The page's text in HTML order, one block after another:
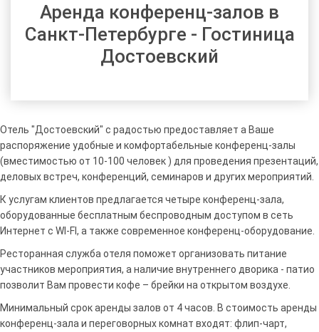
Аренда конференц-залов в
Санкт-Петербурге - Гостиница
Достоевский
Отель "Достоевский" с радостью предоставляет а Ваше
распоряжение удобные и комфортабельные конференц-залы
(вместимостью от 10-100 человек ) для проведения презентаций,
деловых встреч, конференций, семинаров и других мероприятий.
К услугам клиентов предлагается четыре конференц-зала,
оборудованные бесплатным беспроводным доступом в сеть
Интернет с WI-FI, а также современное конференц-оборудование.
Ресторанная служба отеля поможет организовать питание
участников мероприятия, а наличие внутреннего дворика - патио
позволит Вам провести кофе – брейки на открытом воздухе.
Минимальный срок аренды залов от 4 часов. В стоимость аренды
конференц-зала и переговорных комнат входят: флип-чарт,